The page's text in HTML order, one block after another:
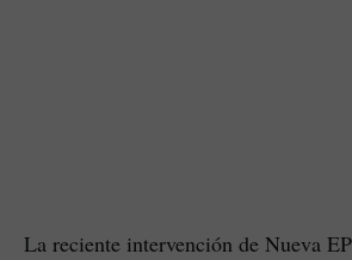
La reciente intervención de Nueva